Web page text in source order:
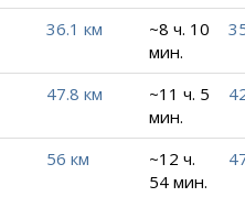
36.1 км
~8 ч. 10
мин.
47.8 км
~11 ч. 5
мин.
56 км
~12 ч.
54 мин.